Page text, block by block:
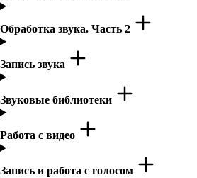
Обработка звука. Часть 2
Запись звука
Звуковые библиотеки
Работа с видео
Запись и работа с голосом